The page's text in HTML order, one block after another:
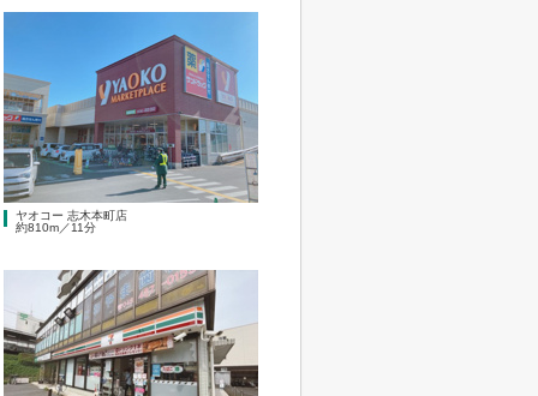
ヤオコー 志木本町店
約810m／11分